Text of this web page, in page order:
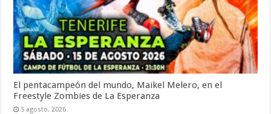
El pentacampeón del mundo, Maikel Melero, en el
Freestyle Zombies de La Esperanza
5 agosto, 2026